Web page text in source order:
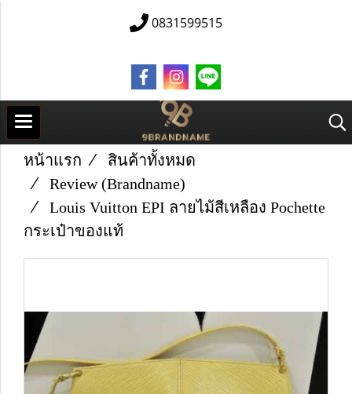
0831599515
หน้าแรก
สินค้าทั้งหมด
Review (Brandname)
Louis Vuitton EPI ลายไม้สีเหลือง Pochette
กระเป๋าของแท้